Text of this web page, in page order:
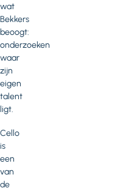
wat
Bekkers
beoogt:
onderzoeken
waar
zijn
eigen
talent
ligt.
Cello
is
een
van
de